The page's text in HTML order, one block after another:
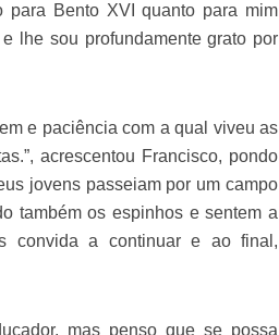
para Bento XVI quanto para mim
lhe sou profundamente grato por
e paciência com a qual viveu as
acrescentou Francisco, pondo
jovens passeiam por um campo
também os espinhos e sentem a
convida a continuar e ao final,
mas penso que se possa